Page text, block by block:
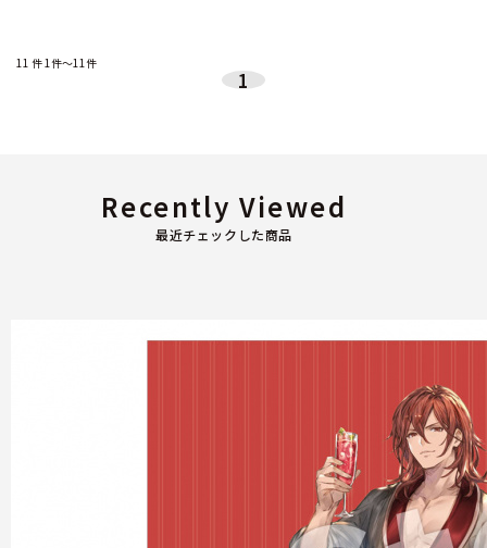
11 件1件～11件
1
最近チェックした商品
Recently Viewed